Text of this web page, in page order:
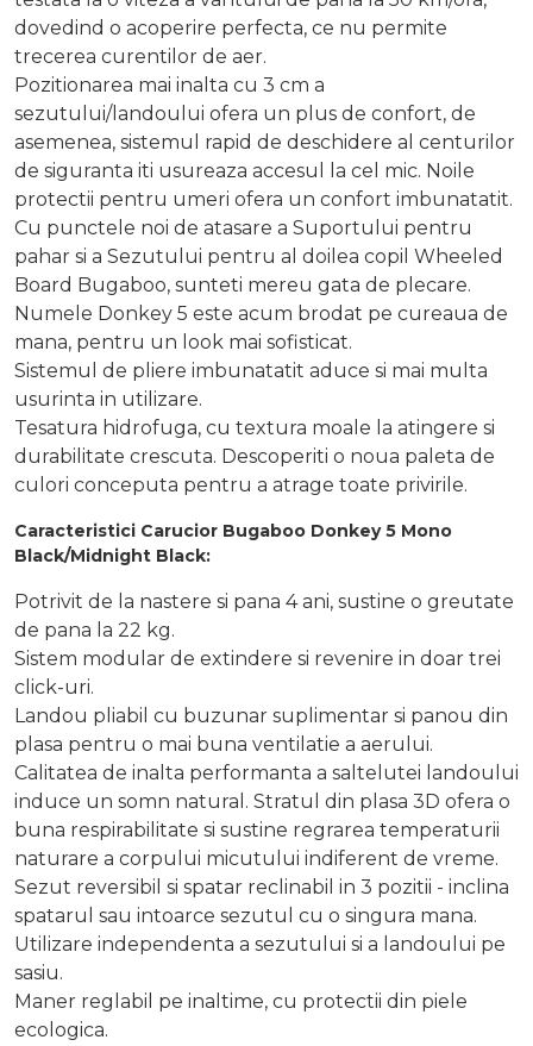
dovedind o acoperire perfecta, ce nu permite
trecerea curentilor de aer.
Pozitionarea mai inalta cu 3 cm a
sezutului/landoului ofera un plus de confort, de
asemenea, sistemul rapid de deschidere al centurilor
de siguranta iti usureaza accesul la cel mic. Noile
protectii pentru umeri ofera un confort imbunatatit.
Cu punctele noi de atasare a Suportului pentru
pahar si a Sezutului pentru al doilea copil Wheeled
Board Bugaboo, sunteti mereu gata de plecare.
Numele Donkey 5 este acum brodat pe cureaua de
mana, pentru un look mai sofisticat.
Sistemul de pliere imbunatatit aduce si mai multa
usurinta in utilizare.
Tesatura hidrofuga, cu textura moale la atingere si
durabilitate crescuta. Descoperiti o noua paleta de
culori conceputa pentru a atrage toate privirile.
Caracteristici Carucior Bugaboo Donkey 5 Mono
Black/Midnight Black:
Potrivit de la nastere si pana 4 ani, sustine o greutate
de pana la 22 kg.
Sistem modular de extindere si revenire in doar trei
click-uri.
Landou pliabil cu buzunar suplimentar si panou din
plasa pentru o mai buna ventilatie a aerului.
Calitatea de inalta performanta a saltelutei landoului
induce un somn natural. Stratul din plasa 3D ofera o
buna respirabilitate si sustine regrarea temperaturii
naturare a corpului micutului indiferent de vreme.
Sezut reversibil si spatar reclinabil in 3 pozitii - inclina
spatarul sau intoarce sezutul cu o singura mana.
Utilizare independenta a sezutului si a landoului pe
sasiu.
Maner reglabil pe inaltime, cu protectii din piele
ecologica.